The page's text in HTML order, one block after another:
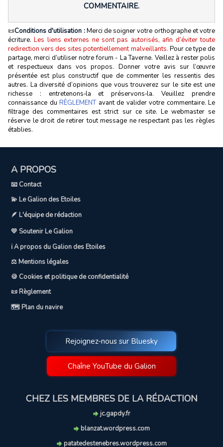
COMMENTAIRE.
📜Conditions d'utilisation :Merci de soigner votre orthographe et votre
écriture.Les liens externes ne sont pas autorisés, afin d’éviter toute
redirection vers des sites potentiellement malveillants. Pour ce type de
partage, merci d’utiliser notre forum - La Taverne. Veillez à rester polis
et respectueux dans vos propos. Donner votre avis sur l’œuvre
présentée est plus constructif que de commenter les ressentis des
autres. La diversité d’opinions que vous trouverez sur le site est une
richesse : entretenons‑la et préservons‑la. Veuillez prendre
connaissance du RÈGLEMENTavant de valider votre commentaire. Le
filtrage des commentaires est strict sur ce site. Le webmaster se
réserve le droit de retirer tout message ne respectant pas les règles
établies.
A PROPOS
📧 Contact
💫 Le Galion des Etoiles
🪶 L'équipe de rédaction
💛 Soutenir Le Galion
ℹ️ A propos du Galion des Etoiles
⚖️ Mentions légales
🍪 Cookies et politique de confidentialité
📜 Règlement
🗺️ Plan du navire
Rejoignez-nous sur Bluesky
Chaîne YouTube du Galion
CHEZ LES MEMBRES DE LA RÉDACTION
jc.gapdy.fr
blanzat.wordpress.com
patatedestenebres.wordpress.com